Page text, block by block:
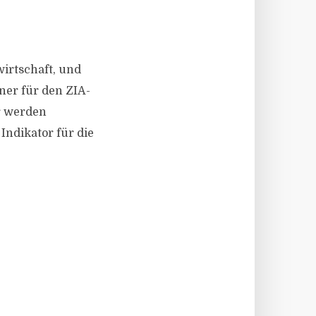
und
für den ZIA-
werden
Indikator für die